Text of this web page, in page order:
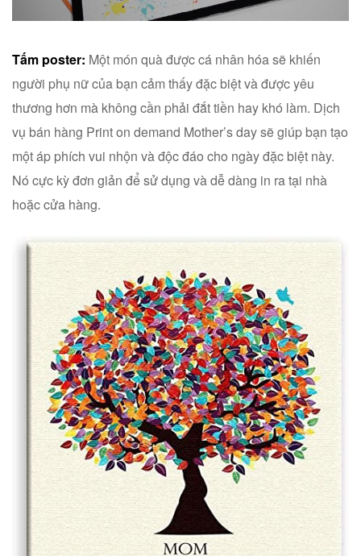
Tấm poster: Một món quà được cá nhân hóa sẽ khiến
người phụ nữ của bạn cảm thấy đặc biệt và được yêu
thương hơn mà không cần phải đắt tiền hay khó làm. Dịch
vụ bán hàng Print on demand Mother’s day sẽ giúp bạn tạo
một áp phích vui nhộn và độc đáo cho ngày đặc biệt này.
Nó cực kỳ đơn giản để sử dụng và dễ dàng in ra tại nhà
hoặc cửa hàng.